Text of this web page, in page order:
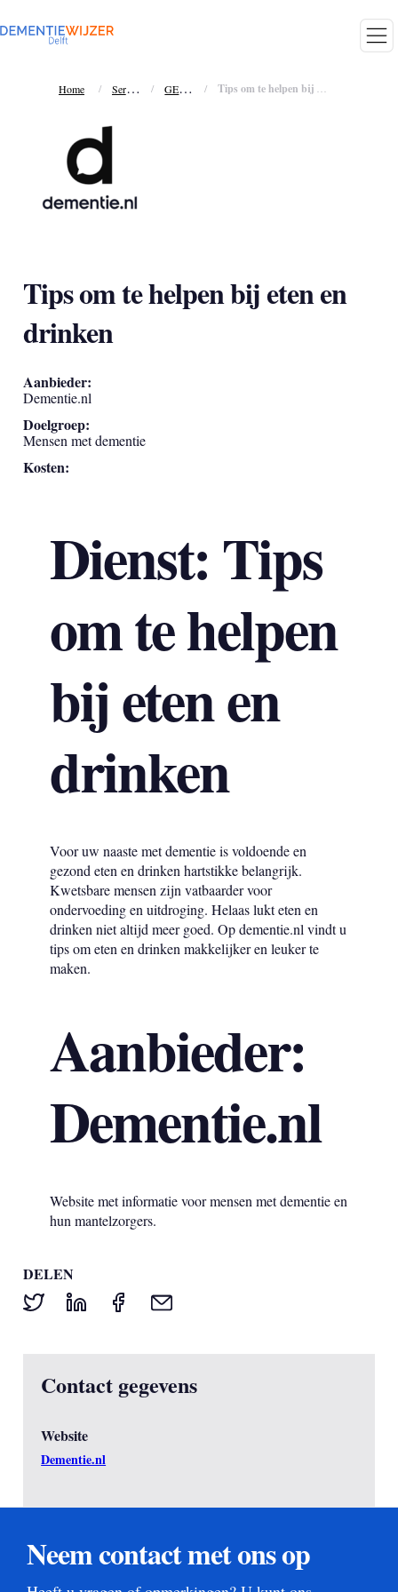
Home / S
ervices / G
EZONDHEID /
Tips om te helpen bij eten en
drinken
Aanbieder:
Dementie.nl
Doelgroep:
Mensen met dementie
Kosten:
Dienst: Tips
om te helpen
bij eten en
drinken
Voor uw naaste met dementie is voldoende en
gezond eten en drinken hartstikke belangrijk.
Kwetsbare mensen zijn vatbaarder voor
ondervoeding en uitdroging. Helaas lukt eten en
drinken niet altijd meer goed. Op dementie.nl vindt u
tips om eten en drinken makkelijker en leuker te
maken.
Aanbieder:
Dementie.nl
Website met informatie voor mensen met dementie en
hun mantelzorgers.
DELEN
Contact gegevens
Website
Dementie.nl
Neem contact met ons op